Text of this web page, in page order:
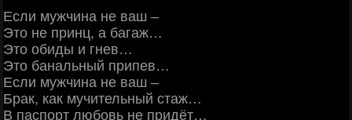
Если мужчина не ваш –
Это не принц, а багаж…
Это обиды и гнев…
Это банальный припев…
Если мужчина не ваш –
Брак, как мучительный стаж…
В паспорт любовь не придёт…